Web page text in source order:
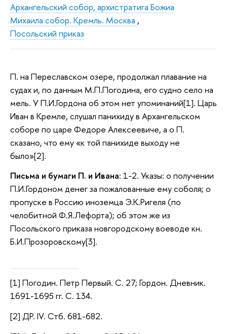
Архангельский собор, архистратига Божиа
Михаила собор. Кремль. Москва ,
Посольский приказ
П. на Переславском озере, продолжал плавание на
судах и, по данным М.П.Погодина, его судно село на
мель. У П.И.Гордона об этом нет упоминаний[1]. Царь
Иван в Кремле, слушал панихиду в Архангельском
соборе по царе Федоре Алексеевиче, а о П.
сказано, что ему «к той панихиде выходу не
было»[2].
Письма и бумаги П. и Ивана: 1-2. Указы: о получении
П.И.Гордоном денег за пожалованные ему соболя; о
пропуске в Россию иноземца Э.К.Ригеля (по
челобитной Ф.Я.Лефорта); об этом же из
Посольского приказа новгородскому воеводе кн.
Б.И.Прозоровскому[3].
[1] Погодин. Петр Первый. С. 27; Гордон. Дневник.
1691-1695 гг. С. 134.
[2] ДР. IV. Стб. 681-682.